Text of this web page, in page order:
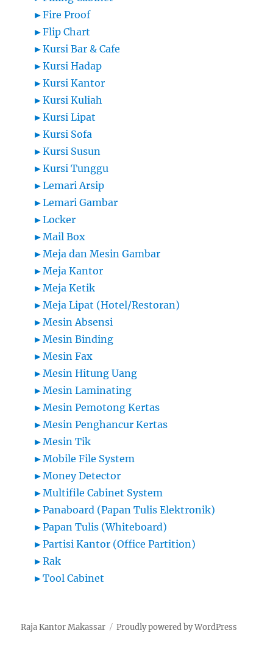
►Fire Proof
►Flip Chart
►Kursi Bar & Cafe
►Kursi Hadap
►Kursi Kantor
►Kursi Kuliah
►Kursi Lipat
►Kursi Sofa
►Kursi Susun
►Kursi Tunggu
►Lemari Arsip
►Lemari Gambar
►Locker
►Mail Box
►Meja dan Mesin Gambar
►Meja Kantor
►Meja Ketik
►Meja Lipat (Hotel/Restoran)
►Mesin Absensi
►Mesin Binding
►Mesin Fax
►Mesin Hitung Uang
►Mesin Laminating
►Mesin Pemotong Kertas
►Mesin Penghancur Kertas
►Mesin Tik
►Mobile File System
►Money Detector
►Multifile Cabinet System
►Panaboard (Papan Tulis Elektronik)
►Papan Tulis (Whiteboard)
►Partisi Kantor (Office Partition)
►Rak
►Tool Cabinet
Raja Kantor Makassar Proudly powered by WordPress